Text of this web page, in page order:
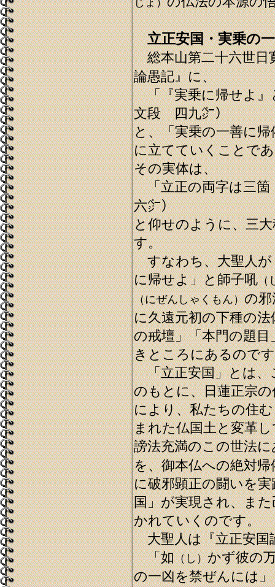
じょ）
立正安国・実乗の
総本山第二十六世日
論愚記』に、
「『実乗に帰せよ』
文段 四九㌻）
と、「実乗の一善に
に立てていくことで
その実体は、
「立正の両字は三箇
六㌻）
と仰せのように、三
す。
すなわち、大聖人が
に帰せよ」と師子吼（
（にぜんしゃくもん）の邪
に久遠元初の下種の
の戒壇」「本門の題
きところにあるので
「立正安国」とは、
のもとに、日蓮正宗
により、私たちの住
まれた仏国土と変革
謗法充満のこの世法
を、御本仏への絶対
に破邪顕正の闘いを
国」が実現され、ま
かれていくのです。
大聖人は『立正安国
「如（し）かず彼の
の一凶を禁ぜんには